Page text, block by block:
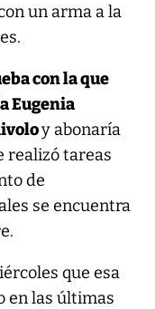
un arma a la
con la que
Eugenia
y abonaría
realizó tareas
de
se encuentra
que esa
en las últimas